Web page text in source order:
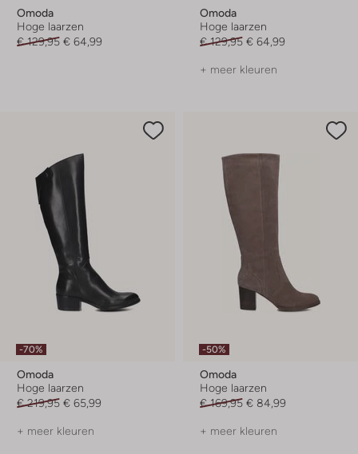
Omoda
Hoge laarzen
€ 129,95 € 64,99
Omoda
Hoge laarzen
€ 129,95 € 64,99
+ meer kleuren
-70%
Omoda
Hoge laarzen
€ 219,95 € 65,99
+ meer kleuren
-50%
Omoda
Hoge laarzen
€ 169,95 € 84,99
+ meer kleuren